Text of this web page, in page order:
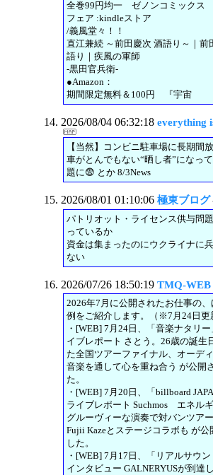
全巻99円均一 ゼノンコミックス
フェア :kindleストア
/義風堂々！！
直江兼続 ～前田慶次 酒語り～｜前
語り｜疾風の軍師
-黒田官兵衛-
●Amazon：
期間限定無料＆100円 『宇宙
2026/08/04 06:32:18 everything
【当然】コンビニ駐車場に長期間
車がとんでもない“晒し者”になっ
題に😨 とか 8/3News
2026/08/01 01:10:06 極東ブログ
パトリオット・ライセンス供与問
っているか
資金は集まったのにウクライナに
ない
2026/07/26 18:50:19 TMQ-WEB
2026年7月に公開されたお仕事の
例をご紹介します。（※7月24日更
・[WEB] 7月24日、「音楽ナタリー
イブレポート さとう。26歳の誕生
た全国ツアーファイナル、オーデ
音楽を通して心を重ね合う が公開
た。
・[WEB] 7月20日、「billboard
ライブレポート Suchmos エネル
グルーヴィーな演奏で対バンツア
Fujii Kazeとステージコラボも が公
した。
・[WEB] 7月17日、「リアルサウ
インタビュー GALNERYUSが到達